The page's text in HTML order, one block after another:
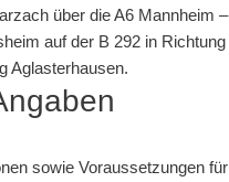
über die A6 Mannheim
auf der B 292 in
Aglasterhausen.
sowie Voraussetzungen